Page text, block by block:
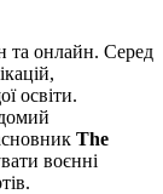
та онлайн. Серед
освіти.
The
воєнні